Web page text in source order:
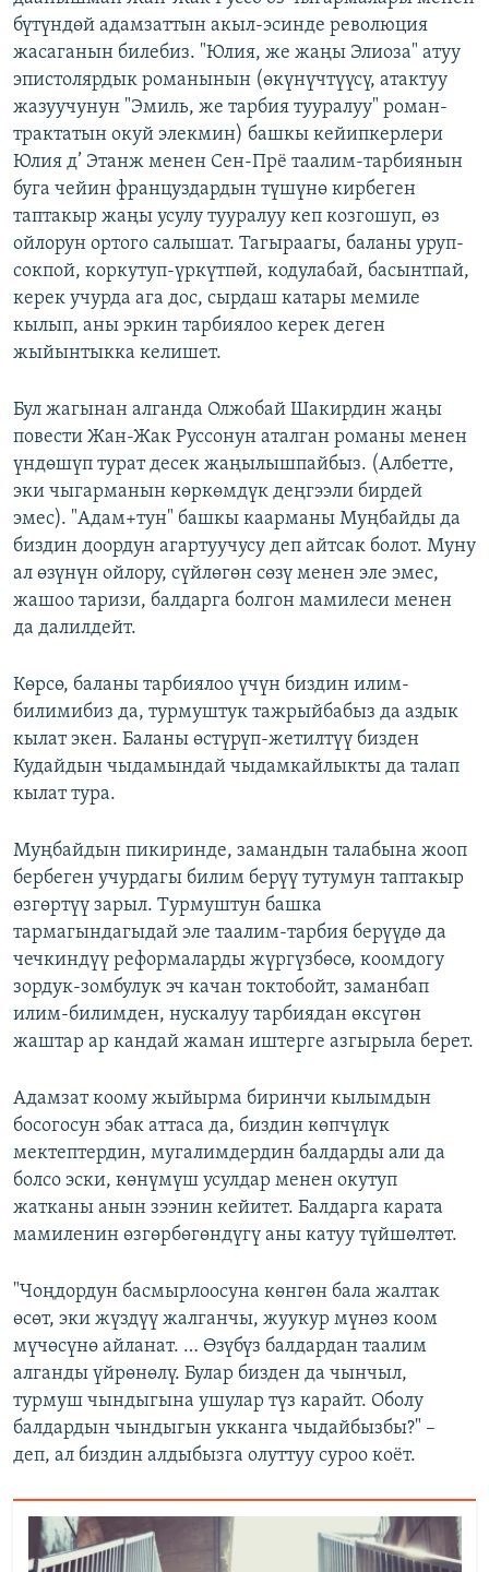
бүтүндөй адамзаттын акыл-эсинде революция
жасаганын билебиз. "Юлия, же жаңы Элиоза" атуу
эпистолярдык романынын (өкүнүчтүүсү, атактуу
жазуучунун "Эмиль, же тарбия тууралуу" роман-
трактатын окуй элекмин) башкы кейипкерлери
Юлия д’ Этанж менен Сен-Прё таалим-тарбиянын
буга чейин француздардын түшүнө кирбеген
таптакыр жаңы усулу тууралуу кеп козгошуп, өз
ойлорун ортого салышат. Тагыраагы, баланы уруп-
сокпой, коркутуп-үркүтпөй, кодулабай, басынтпай,
керек учурда ага дос, сырдаш катары мемиле
кылып, аны эркин тарбиялоо керек деген
жыйынтыкка келишет.
Бул жагынан алганда Олжобай Шакирдин жаңы
повести Жан-Жак Руссонун аталган романы менен
үндөшүп турат десек жаңылышпайбыз. (Албетте,
эки чыгарманын көркөмдүк деңгээли бирдей
эмес). "Адам+тун" башкы каарманы Муңбайды да
биздин доордун агартуучусу деп айтсак болот. Муну
ал өзүнүн ойлору, сүйлөгөн сөзү менен эле эмес,
жашоо таризи, балдарга болгон мамилеси менен
да далилдейт.
Көрсө, баланы тарбиялоо үчүн биздин илим-
билимибиз да, турмуштук тажрыйбабыз да аздык
кылат экен. Баланы өстүрүп-жетилтүү бизден
Кудайдын чыдамындай чыдамкайлыкты да талап
кылат тура.
Муңбайдын пикиринде, замандын талабына жооп
бербеген учурдагы билим берүү тутумун таптакыр
өзгөртүү зарыл. Турмуштун башка
тармагындагыдай эле таалим-тарбия берүүдө да
чечкиндүү реформаларды жүргүзбөсө, коомдогу
зордук-зомбулук эч качан токтобойт, заманбап
илим-билимден, нускалуу тарбиядан өксүгөн
жаштар ар кандай жаман иштерге азгырыла берет.
Адамзат коому жыйырма биринчи кылымдын
босогосун эбак аттаса да, биздин көпчүлүк
мектептердин, мугалимдердин балдарды али да
болсо эски, көнүмүш усулдар менен окутуп
жатканы анын зээнин кейитет. Балдарга карата
мамиленин өзгөрбөгөндүгү аны катуу түйшөлтөт.
"Чоңдордун басмырлоосуна көнгөн бала жалтак
өсөт, эки жүздүү жалганчы, жуукур мүнөз коом
мүчөсүнө айланат. … Өзүбүз балдардан таалим
алганды үйрөнөлү. Булар бизден да чынчыл,
турмуш чындыгына ушулар түз карайт. Оболу
балдардын чындыгын укканга чыдайбызбы?" –
деп, ал биздин алдыбызга олуттуу суроо коёт.